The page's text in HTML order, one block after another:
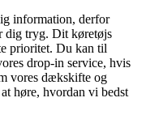
information, derfor
dig tryg. Dit køretøjs
prioritet. Du kan til
drop-in service, hvis
vores dækskifte og
høre, hvordan vi bedst